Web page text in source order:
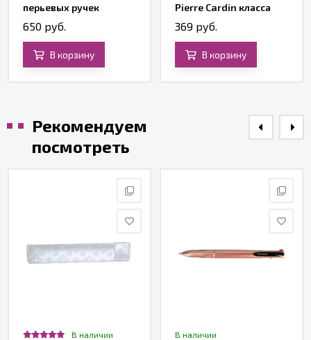
перьевых ручек
650 руб.
В корзину
Pierre Cardin класса
Luxe и Business,
черный
369 руб.
В корзину
Рекомендуем
посмотреть
В наличии В наличии